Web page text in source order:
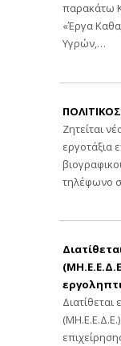
παρακάτω
«Έργα
Υγρών,…
Ζητείται
εργοτάξια
τηλέφωνο
Διατίθεται